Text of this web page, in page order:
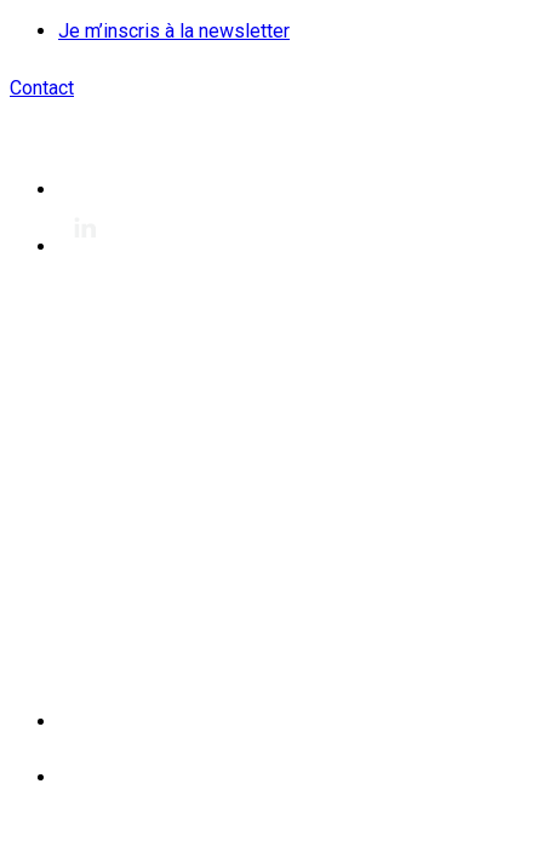
Je m’inscris à la newsletter
Contact